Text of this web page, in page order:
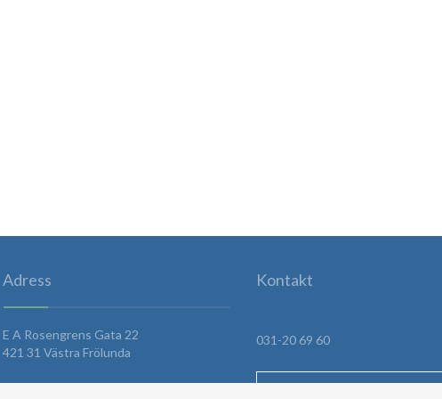
Adress
E A Rosengrens Gata 22
421 31 Västra Frölunda
Kontakt
031-20 69 60